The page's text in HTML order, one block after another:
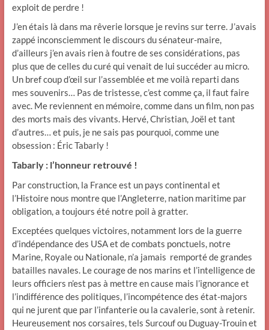
exploit de perdre !
J’en étais là dans ma rêverie lorsque je revins sur terre. J’avais
zappé inconsciemment le discours du sénateur-maire,
d’ailleurs j’en avais rien à foutre de ses considérations, pas
plus que de celles du curé qui venait de lui succéder au micro.
Un bref coup d’œil sur l’assemblée et me voilà reparti dans
mes souvenirs… Pas de tristesse, c’est comme ça, il faut faire
avec. Me reviennent en mémoire, comme dans un film, non pas
des morts mais des vivants. Hervé, Christian, Joël et tant
d’autres… et puis, je ne sais pas pourquoi, comme une
obsession : Éric Tabarly !
Tabarly : l’honneur retrouvé !
Par construction, la France est un pays continental et
l’Histoire nous montre que l’Angleterre, nation maritime par
obligation, a toujours été notre poil à gratter.
Exceptées quelques victoires, notamment lors de la guerre
d’indépendance des USA et de combats ponctuels, notre
Marine, Royale ou Nationale, n’a jamais remporté de grandes
batailles navales. Le courage de nos marins et l’intelligence de
leurs officiers n’est pas à mettre en cause mais l’ignorance et
l’indifférence des politiques, l’incompétence des état-majors
qui ne jurent que par l’infanterie ou la cavalerie, sont à retenir.
Heureusement nos corsaires, tels Surcouf ou Duguay-Trouin et